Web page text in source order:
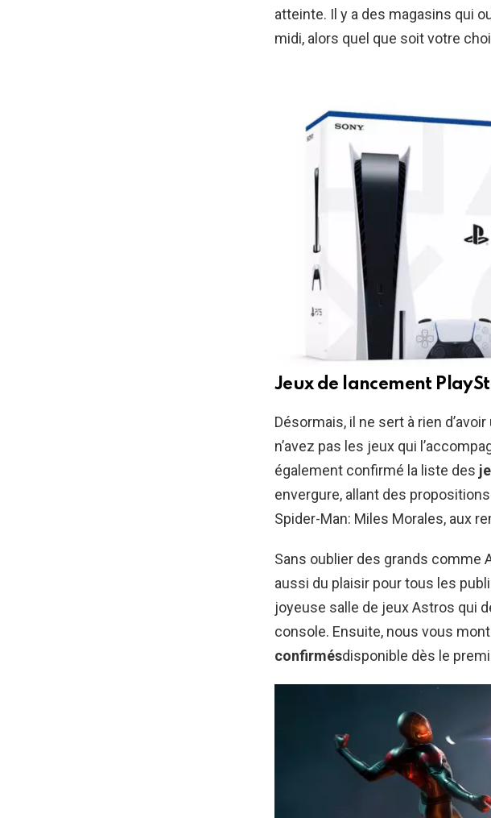
atteinte. Il y a des magasins qui
midi, alors quel que soit votre
Jeux de lancement
Désormais, il ne sert à rien
n’avez pas les jeux qui
également confirmé la liste des
envergure, allant des
Spider-Man: Miles Morales, aux
Sans oublier des grands comme
aussi du plaisir pour tous les
joyeuse salle de jeux Astros qui
console. Ensuite, nous vous
confirmésdisponible dès le